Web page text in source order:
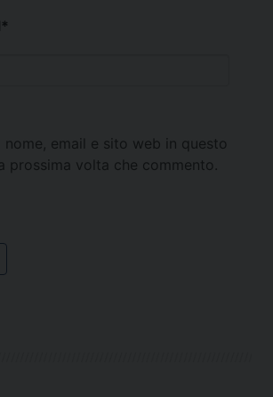
*
nome, email e sito web in questo
prossima volta che commento.